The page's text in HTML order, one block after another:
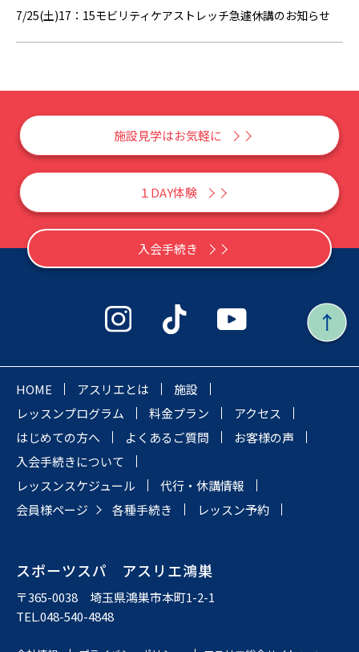
7/25(土)17：15モビリティケアストレッチ急遽休講のお知らせ
施設見学はお気軽に
１DAY体験
入会手続き
HOME アスリエとは
施設
レッスンプログラム
料金プラン
アクセス
はじめての方へ
よくあるご質問
お客様の声
入会手続きについて
レッスンスケジュール
代行・休講情報
会員様ページ
各種手続き レッスン予約
スポーツスパ アスリエ鴻巣
〒365-0038 埼玉県鴻巣市本町1-2-1
TEL.048-540-4848